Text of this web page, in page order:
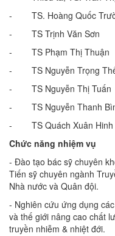
- TS. Hoàng Quốc
- TS Trịnh Văn Sơn
- TS Phạm Thị Thuận
- TS Nguyễn Trọng
- TS Nguyễn Thị Tuấn
- TS Nguyễn Thanh
- TS Quách Xuân Hinh
Chức năng nhiệm vụ
- Đào tạo bác sỹ chuyên
Tiến sỹ chuyên ngành
Nhà nước và Quân đội.
- Nghiên cứu ứng dụng
và thế giới nâng cao chất
truyền nhiễm & nhiệt đới.